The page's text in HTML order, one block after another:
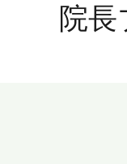
院長